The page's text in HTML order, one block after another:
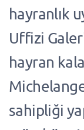
hayranlık
Uffizi
hayran
sahipliği